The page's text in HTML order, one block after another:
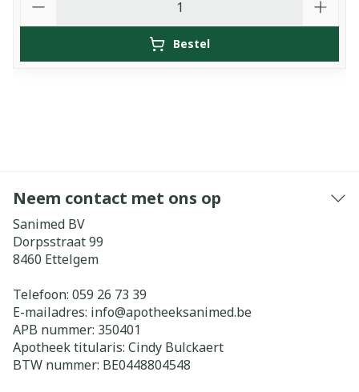
Bestel
Neem contact met ons op
Sanimed BV
Dorpsstraat 99
8460 Ettelgem
Telefoon: 059 26 73 39
E-mailadres: info@apotheeksanimed.be
APB nummer: 350401
Apotheek titularis: Cindy Bulckaert
BTW nummer: BE0448804548